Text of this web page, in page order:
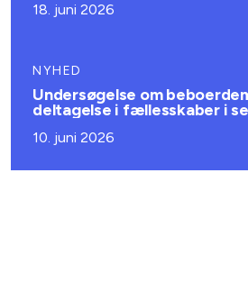
18. juni 2026
NYHED
Undersøgelse om
deltagelse i fællesskaber i
10. juni 2026